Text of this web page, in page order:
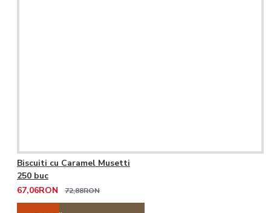
Biscuiti cu Caramel Musetti
250 buc
67,06RON
72,88RON